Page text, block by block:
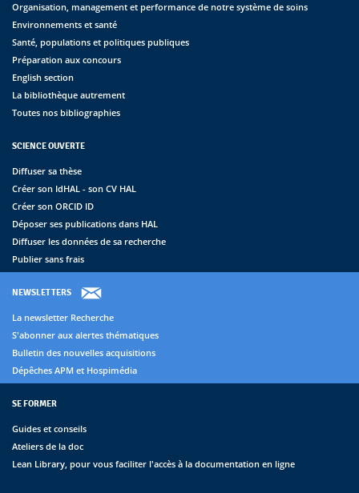
Organisation, management et performance de notre système de soins
Environnements et santé
Santé, populations et politiques publiques
Préparation aux concours
English section
La bibliothèque autrement
Toutes nos bibliographies
SCIENCE OUVERTE
Diffuser sa thèse
Créer son IdHAL - son CV HAL
Créer son ORCID ID
Déposer ses publications dans HAL
Diffuser les données de sa recherche
Publier sans frais
NEWSLETTERS
La newsletter Recherche
S'abonner aux alertes thématiques
Bulletin des nouvelles acquisitions
Dépêches APM et Hospimédia
SE FORMER
Guides et conseils
Ateliers de la doc
Lean Library, pour vous faciliter l'accès à la documentation en ligne